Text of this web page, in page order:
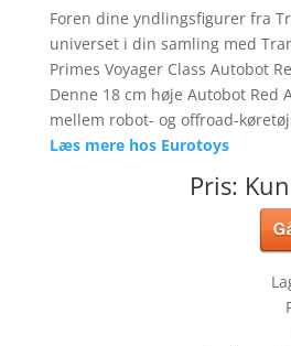
Foren dine yndlingsfigurer fra
universet i din samling med
Primes Voyager Class Autobot
Denne 18 cm høje Autobot Red
mellem robot- og offroad-
Læs mere hos Eurotoys
Pris: